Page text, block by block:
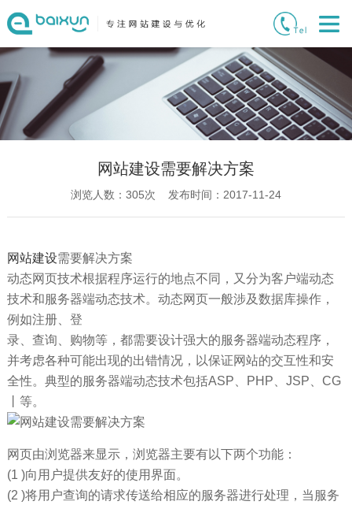
网站建设需要解决方案
浏览人数： 305次 发布时间：2017-11-24
网站建设需要解决方案
动态网页技术根据程序运行的地点不同，又分为客户端动态
技术和服务器端动态技术。动态网页一般涉及数据库操作，
例如注册、登
录、查询、购物等，都需要设计强大的服务器端动态程序，
并考虑各种可能出现的出错情况，以保证网站的交互性和安
全性。典型的服务器端动态技术包括ASP、PHP、JSP、CG
丨等。
网页由浏览器来显示，浏览器主要有以下两个功能：
(1 )向用户提供友好的使用界面。
(2 )将用户查询的请求传送给相应的服务器进行处理，当服务